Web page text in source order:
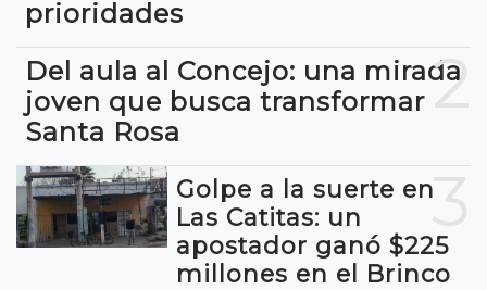
prioridades
2
Del aula al Concejo: una mirada
joven que busca transformar
Santa Rosa
3
Golpe a la suerte en
Las Catitas: un
apostador ganó $225
millones en el Brinco